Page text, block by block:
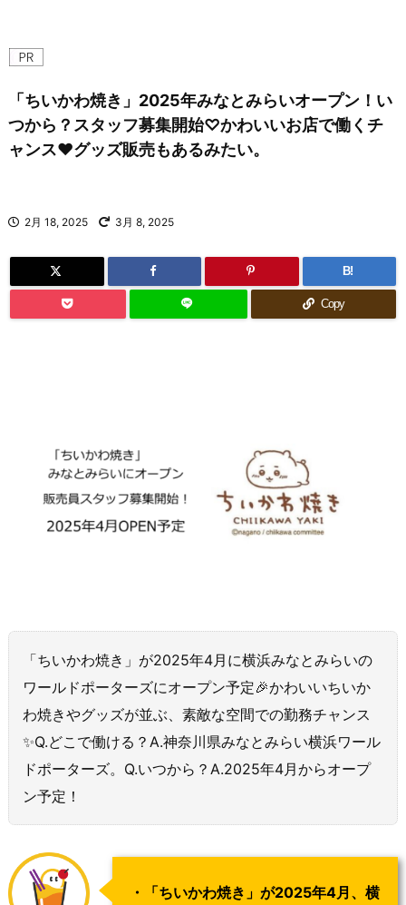
「ちいかわ焼き」2025年みなとみらいオープン！い
つから？スタッフ募集開始♡かわいいお店で働くチ
ャンス♥グッズ販売もあるみたい。
2月 18, 2025 3月 8, 2025
B!
Copy
「ちいかわ焼き」が2025年4月に横浜みなとみらいの
ワールドポーターズにオープン予定🎉かわいいちいか
わ焼きやグッズが並ぶ、素敵な空間での勤務チャンス
✨Q.どこで働ける？A.神奈川県みなとみらい横浜ワール
ドポーターズ。Q.いつから？A.2025年4月からオープ
ン予定！
・「ちいかわ焼き」が2025年4月、横